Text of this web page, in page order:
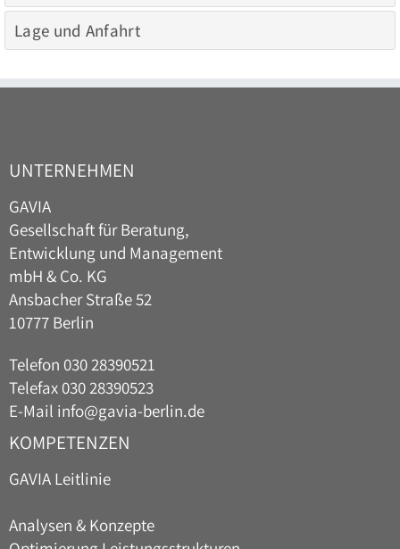
Lage und Anfahrt
UNTERNEHMEN
GAVIA
Gesellschaft für Beratung,
Entwicklung und Management
mbH & Co. KG
Ansbacher Straße 52
10777 Berlin
Telefon 030 28390521
Telefax 030 28390523
E-Mail info@gavia-berlin.de
KOMPETENZEN
GAVIA Leitlinie
Analysen & Konzepte